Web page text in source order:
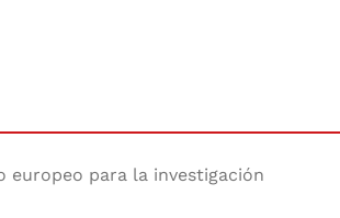
para la investigación